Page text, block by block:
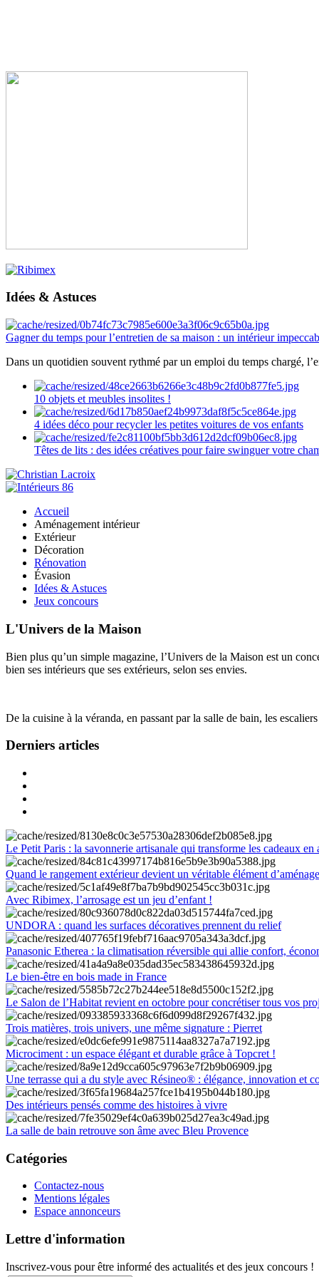
Idées & Astuces
Gagner du temps pour l’entretien de sa maison : un intérieur
Dans un quotidien souvent rythmé par un emploi du temps chargé,
10 objets et meubles insolites !
4 idées déco pour recycler les petites voitures de vos enfants
Têtes de lits : des idées créatives pour faire swinguer votre
Accueil
Aménagement intérieur
Extérieur
Décoration
Rénovation
Évasion
Idées & Astuces
Jeux concours
L'Univers de la Maison
Bien plus qu’un simple magazine, l’Univers de la Maison est un
bien ses intérieurs que ses extérieurs, selon ses envies.
De la cuisine à la véranda, en passant par la salle de bain, les
Derniers articles
Le Petit Paris : la savonnerie artisanale qui transforme les cadeaux en
Quand le rangement extérieur devient un véritable élément
Avec Ribimex, l’arrosage est un jeu d’enfant !
UNDORA : quand les surfaces décoratives prennent du relief
Panasonic Etherea : la climatisation réversible qui allie confort,
Le bien-être en bois made in France
Le Salon de l’Habitat revient en octobre pour concrétiser tous vos
Trois matières, trois univers, une même signature : Pierret
Microciment : un espace élégant et durable grâce à Topcret !
Une terrasse qui a du style avec Résineo® : élégance, innovation et
Des intérieurs pensés comme des histoires à vivre
La salle de bain retrouve son âme avec Bleu Provence
Catégories
Contactez-nous
Mentions légales
Espace annonceurs
Lettre d'information
Inscrivez-vous pour être informé des actualités et des jeux concours !